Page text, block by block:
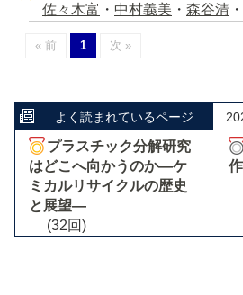
佐々木富 ・ 中村義美 ・ 森谷清 ・
« 前 1 次 »
よく読まれているページ
プラスチック分解研究
はどこへ向かうのか―ケ
ミカルリサイクルの歴史
と展望―
(32回)